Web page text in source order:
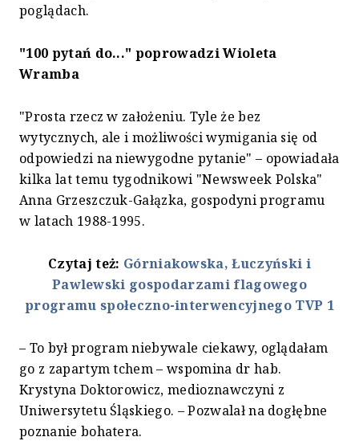
poglądach.
"100 pytań do..." poprowadzi Wioleta
Wramba
"Prosta rzecz w założeniu. Tyle że bez
wytycznych, ale i możliwości wymigania się od
odpowiedzi na niewygodne pytanie" – opowiadała
kilka lat temu tygodnikowi "Newsweek Polska"
Anna Grzeszczuk-Gałązka, gospodyni programu
w latach 1988-1995.
Czytaj też: Górniakowska, Łuczyński i
Pawlewski gospodarzami flagowego
programu społeczno-interwencyjnego TVP 1
– To był program niebywale ciekawy, oglądałam
go z zapartym tchem – wspomina dr hab.
Krystyna Doktorowicz, medioznawczyni z
Uniwersytetu Śląskiego. – Pozwalał na dogłębne
poznanie bohatera.